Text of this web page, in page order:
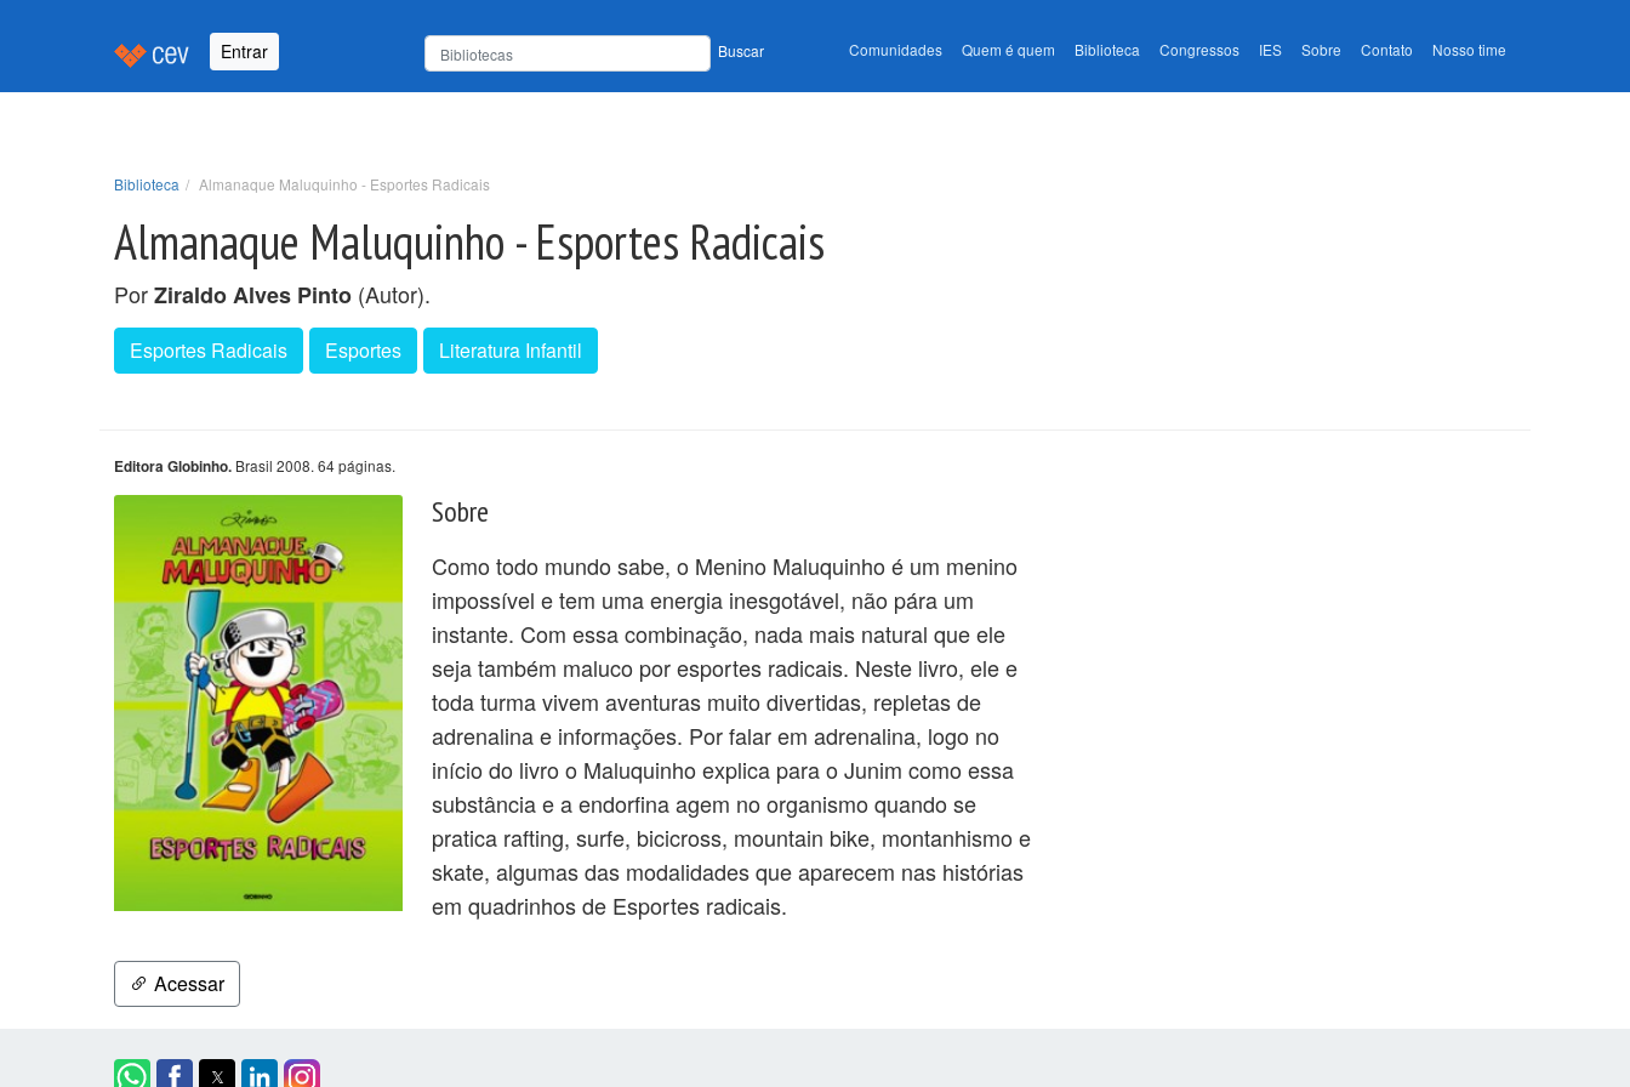
Entrar Buscar Comunidades Quem é quem Biblioteca Congressos IES Sobre Contato Nosso time
Biblioteca Almanaque Maluquinho - Esportes Radicais
Almanaque Maluquinho - Esportes Radicais
PorZiraldo Alves Pinto (Autor).
Esportes Radicais Esportes Literatura Infantil
Editora Globinho. Brasil 2008. 64 páginas.
Sobre
Como todo mundo sabe, o Menino Maluquinho é um menino
impossível e tem uma energia inesgotável, não pára um
instante. Com essa combinação, nada mais natural que ele
seja também maluco por esportes radicais. Neste livro, ele e
toda turma vivem aventuras muito divertidas, repletas de
adrenalina e informações. Por falar em adrenalina, logo no
início do livro o Maluquinho explica para o Junim como essa
substância e a endorfina agem no organismo quando se
pratica rafting, surfe, bicicross, mountain bike, montanhismo e
skate, algumas das modalidades que aparecem nas histórias
em quadrinhos de Esportes radicais.
Acessar